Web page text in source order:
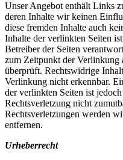
Unser Angebot enthält Links
deren Inhalte wir keinen
diese fremden Inhalte auch
Inhalte der verlinkten Seiten
Betreiber der Seiten
zum Zeitpunkt der Verlinkung
überprüft. Rechtswidrige
Verlinkung nicht erkennbar.
der verlinkten Seiten ist
Rechtsverletzung nicht
Rechtsverletzungen werden
entfernen.
Urheberrecht